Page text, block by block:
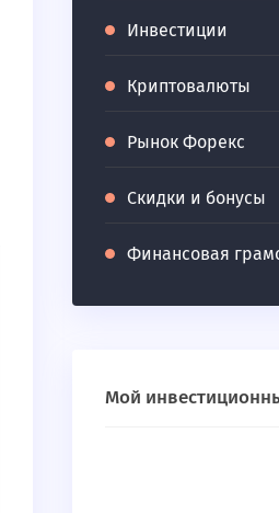
Инвестиции
Криптовалюты
Рынок Форекс
Скидки и бонусы
Финансовая
Мой